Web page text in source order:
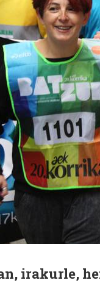
irakurle,